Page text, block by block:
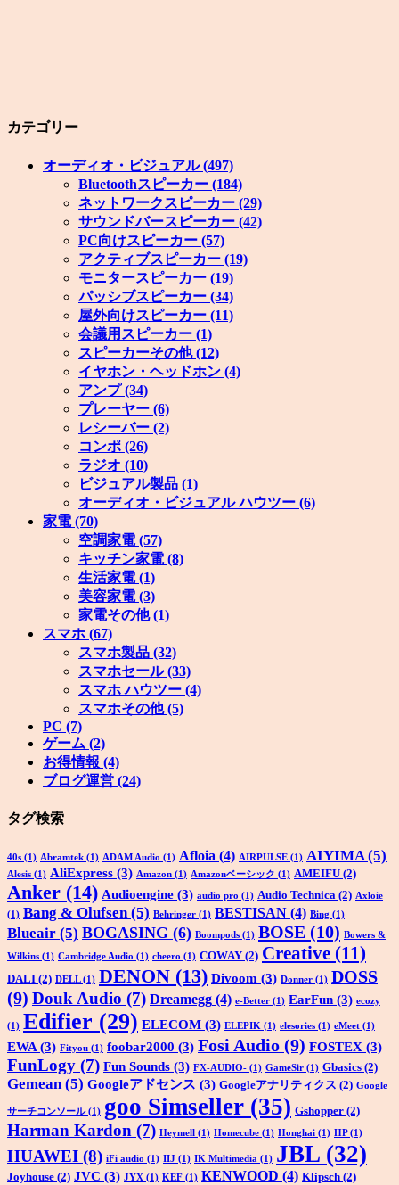
カテゴリー
オーディオ・ビジュアル(497)
Bluetoothスピーカー (184)
ネットワークスピーカー (29)
サウンドバースピーカー (42)
PC向けスピーカー (57)
アクティブスピーカー (19)
モニタースピーカー (19)
パッシブスピーカー (34)
屋外向けスピーカー (11)
会議用スピーカー (1)
スピーカーその他(12)
イヤホン・ヘッドホン (4)
アンプ(34)
プレーヤー (6)
レシーバー (2)
コンポ (26)
ラジオ (10)
ビジュアル製品 (1)
オーディオ・ビジュアル ハウツー (6)
家電(70)
空調家電(57)
キッチン家電(8)
生活家電(1)
美容家電(3)
家電その他(1)
スマホ (67)
スマホ製品 (32)
スマホセール(33)
スマホ ハウツー (4)
スマホその他(5)
PC (7)
ゲーム (2)
お得情報 (4)
ブログ運営 (24)
タグ検索
40s (1) Abramtek (1) ADAM Audio (1) Afloia (4) AIRPULSE (1) AIYIMA(5)
Alesis (1) AliExpress (3) Amazon (1) Amazonベーシック (1) AMEIFU (2)
Anker (14) Audioengine (3) audio pro (1) Audio Technica (2) Axloie
(1) Bang & Olufsen(5) Behringer (1) BESTISAN (4) Bing (1)
Blueair (5) BOGASING (6) Boompods (1) BOSE (10) Bowers &
Wilkins (1) Cambridge Audio (1) cheero (1) COWAY (2) Creative (11)
DALI (2) DELL(1) DENON (13) Divoom (3) Donner (1) DOSS
(9) Douk Audio (7) Dreamegg (4) e-Better (1) EarFun (3) ecozy
(1) Edifier (29) ELECOM (3) ELEPIK (1) elesories (1) eMeet (1)
EWA(3) Fityou (1) foobar2000 (3) Fosi Audio (9) FOSTEX (3)
FunLogy (7) Fun Sounds (3) FX-AUDIO- (1) GameSir (1) Gbasics (2)
Gemean(5) Googleアドセンス (3) Googleアナリティクス (2) Google
サーチコンソール(1) goo Simseller (35) Gshopper (2)
Harman Kardon (7) Heymell (1) Homecube (1) Honghai (1) HP(1)
HUAWEI (8) iFi audio (1) IIJ (1) IK Multimedia (1) JBL (32)
Joyhouse (2) JVC (3) JYX (1) KEF (1) KENWOOD (4) Klipsch (2)